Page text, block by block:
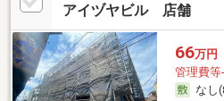
アイヅヤビル 店舗
66万円
管理費等-
なし